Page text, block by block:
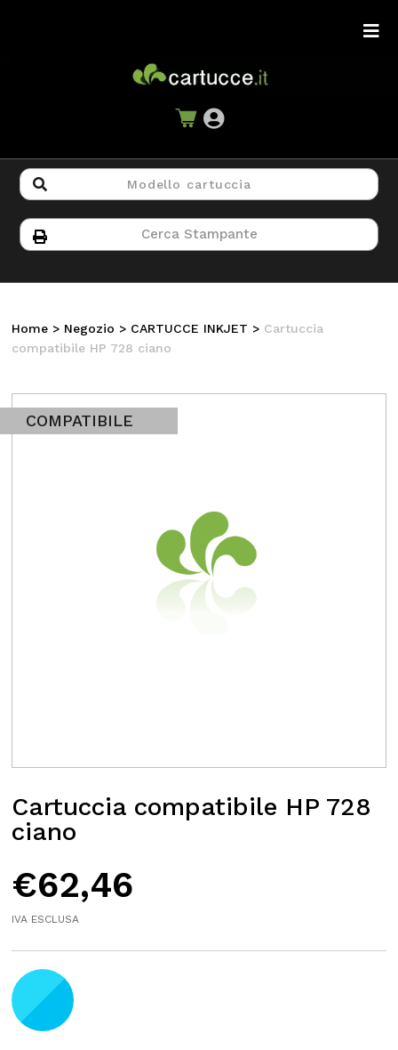
Home > Negozio > CARTUCCE INKJET > Cartuccia
compatibile HP 728 ciano
COMPATIBILE
Cartuccia compatibile HP 728
ciano
€62,46
IVA ESCLUSA